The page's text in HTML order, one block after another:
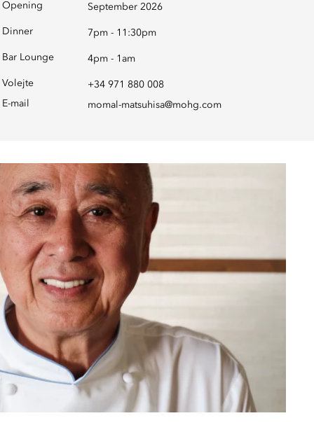
Opening September 2026
Dinner 7pm - 11:30pm
Bar Lounge 4pm - 1am
Volejte
+34 971 880 008
E-mail
momal-matsuhisa@mohg.com